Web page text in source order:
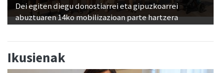
Dei egiten diegu donostiarrei eta gipuzkoarrei
abuztuaren 14ko mobilizazioan parte hartzera
Ikusienak